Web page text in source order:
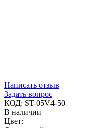
Написать отзыв
Задать вопрос
КОД: ST-05V4-50
В наличии
Цвет: